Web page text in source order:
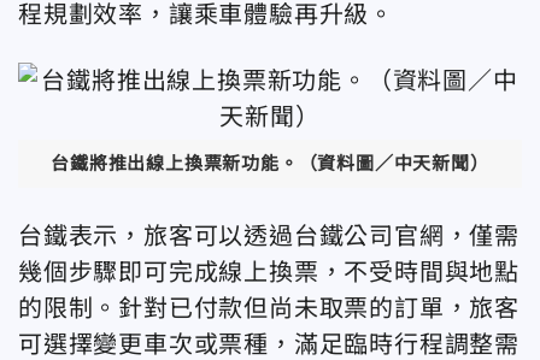
程規劃效率，讓乘車體驗再升級。
台鐵將推出線上換票新功能。（資料圖／中天新聞）
台鐵表示，旅客可以透過台鐵公司官網，僅需
幾個步驟即可完成線上換票，不受時間與地點
的限制。針對已付款但尚未取票的訂單，旅客
可選擇變更車次或票種，滿足臨時行程調整需